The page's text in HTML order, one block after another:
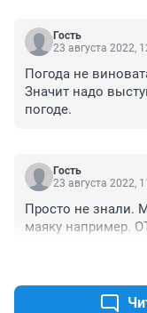
Гость
23 августа 2022,
Погода не
Значит надо
погоде.
Гость
23 августа 2022,
Просто не знали.
маяку например.